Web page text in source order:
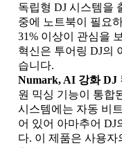
독립형 DJ 시스템을
중에 노트북이 필요
31% 이상이 관심을
혁신은 투어링 DJ의
습니다.
Numark, AI 강화 DJ
원 믹싱 기능이 통합
시스템에는 자동 비
어 있어 아마추어 DJ
다. 이 제품은 사용자